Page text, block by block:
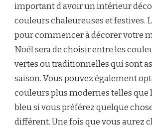
important d’avoir un intérieur
couleurs chaleureuses et festives.
pour commencer à décorer votre
Noël sera de choisir entre les
vertes ou traditionnelles qui sont
saison. Vous pouvez également
couleurs plus modernes telles que
bleu si vous préférez quelque
différent. Une fois que vous aurez